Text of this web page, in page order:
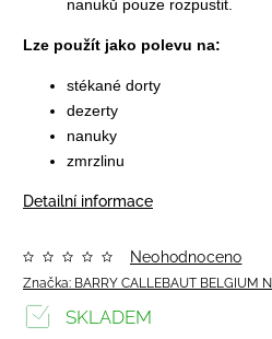
nanuků pouze rozpustit.
Lze použít jako polevu na:
stékané dorty
dezerty
nanuky
zmrzlinu
Detailní informace
Značka: BARRY CALLEBAUT BELGIUM
Neohodnoceno
SKLADEM